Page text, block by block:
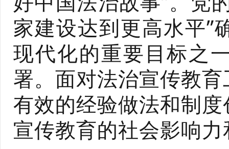
家建设达到更高水平”
现代化的重要目标之
署。面对法治宣传教
有效的经验做法和制
宣传教育的社会影响